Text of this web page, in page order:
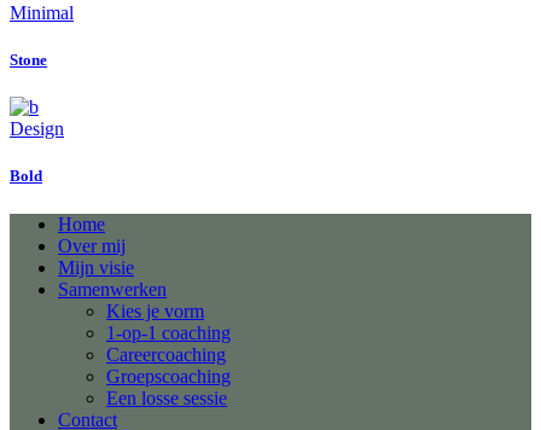
Minimal
Stone
Design
Bold
Home
Over mij
Mijn visie
Samenwerken
Kies je vorm
1-op-1 coaching
Careercoaching
Groepscoaching
Een losse sessie
Contact